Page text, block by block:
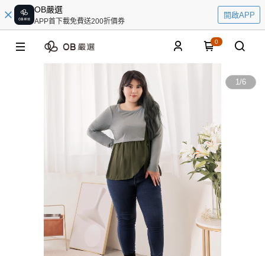
OB嚴選
APP首下載免費送200折價券
開啟APP
0
1/6